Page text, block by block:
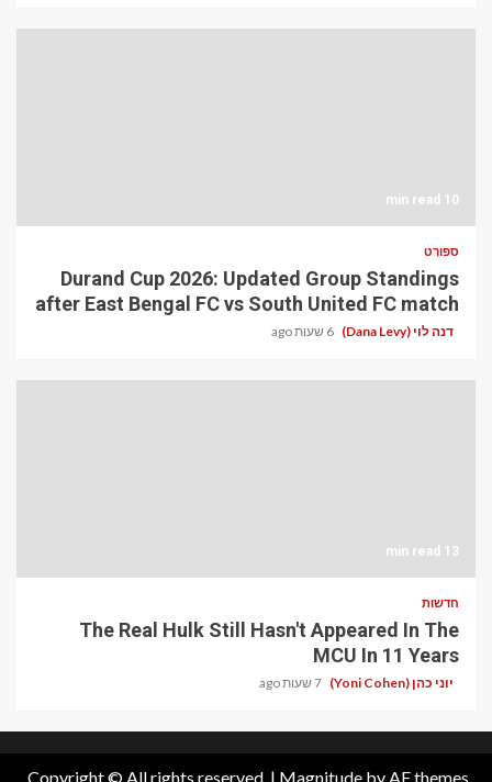
10 min read
ספורט
Durand Cup 2026: Updated Group Standings
after East Bengal FC vs South United FC match
דנה לוי (Dana Levy) 6 שעות ago
13 min read
חדשות
The Real Hulk Still Hasn't Appeared In The
MCU In 11 Years
יוני כהן (Yoni Cohen) 7 שעות ago
Copyright © All rights reserved. | Magnitudeby AF themes.